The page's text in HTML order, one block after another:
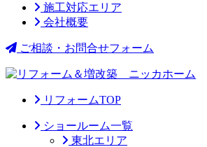
施工対応エリア
会社概要
ご相談・お問合せフォーム
リフォームTOP
ショールーム一覧
東北エリア